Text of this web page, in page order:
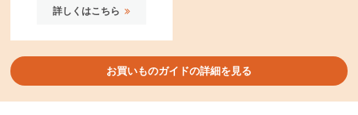
詳しくはこちら
お買いものガイドの詳細を見る